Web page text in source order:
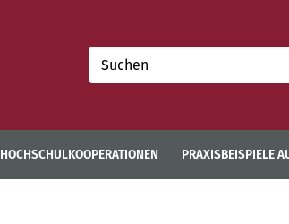
Suchen
nach:
HOCHSCHULKOOPERATIONEN PRAXISBEISPIELE